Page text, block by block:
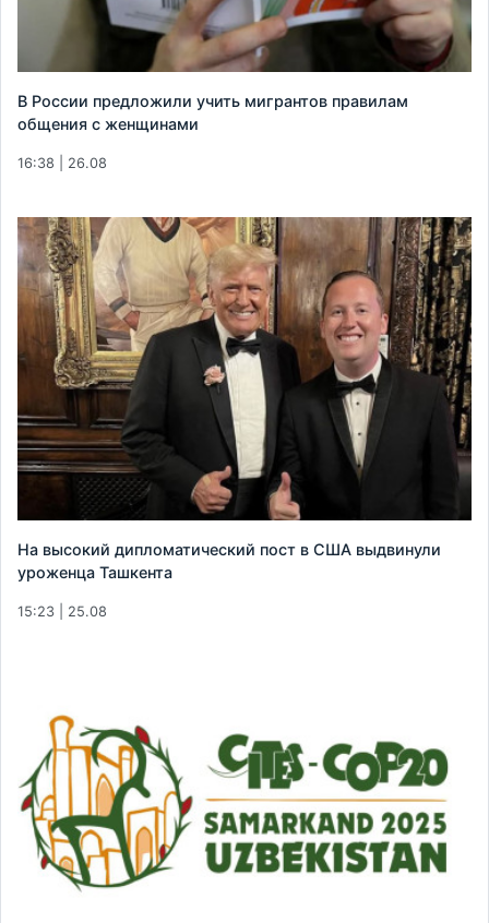
В России предложили учить мигрантов правилам
общения с женщинами
16:38 | 26.08
На высокий дипломатический пост в США выдвинули
уроженца Ташкента
15:23 | 25.08